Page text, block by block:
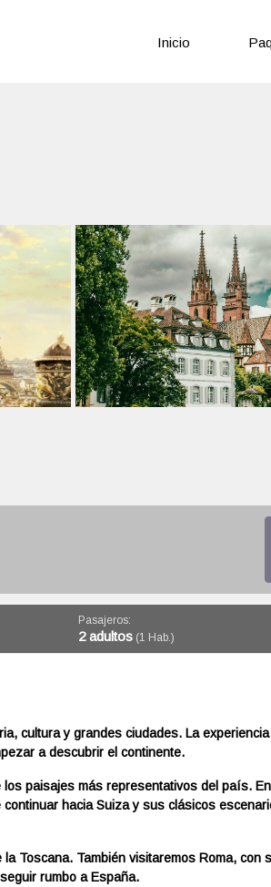
Inicio
Pasajeros:
2 adultos(1 Hab.)
cultura y grandes ciudades. La experiencia
a descubrir el continente.
paisajes más representativos del país. En
hacia Suiza y sus clásicos
Toscana. También visitaremos Roma, con
rumbo a España.